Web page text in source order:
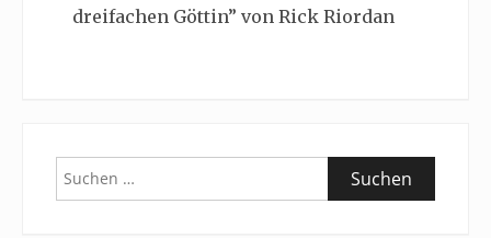
dreifachen Göttin” von Rick Riordan
Suchen
nach: